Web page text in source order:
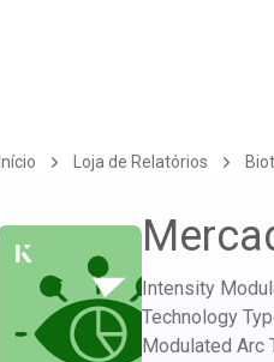
Início Loja de Relatórios
Intensity
Technology
Modulated Arc